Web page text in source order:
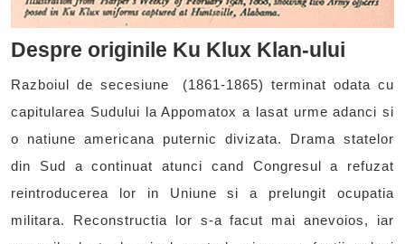
Despre originile Ku Klux Klan-ului
Razboiul de secesiune (1861-1865) terminat odata cu
capitularea Sudului la Appomatox a lasat urme adanci si
o natiune americana puternic divizata. Drama statelor
din Sud a continuat atunci cand Congresul a refuzat
reintroducerea lor in Uniune si a prelungit ocupatia
militara. Reconstructia lor s-a facut mai anevoios, iar